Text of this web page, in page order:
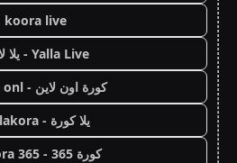
koora live
Yalla Live - يلا لايف
كورة اون لاين - koora onl
يلا كورة - yallakora
كورة 365 - kooora 365